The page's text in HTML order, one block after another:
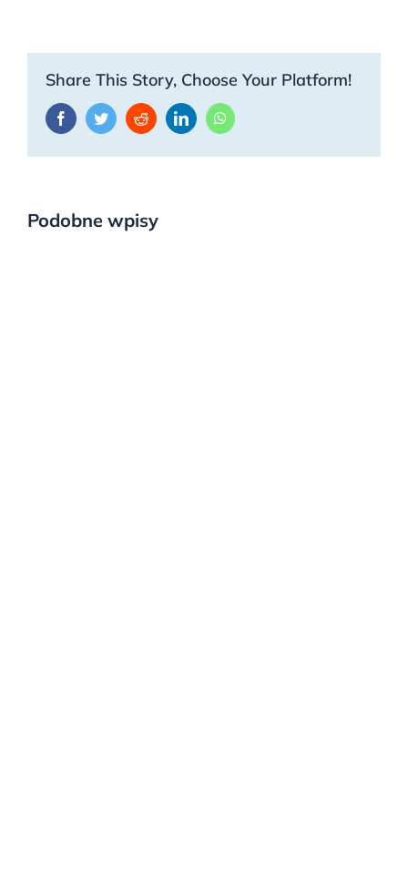
Share This Story, Choose Your Platform!
FacebookTwitterRedditLinkedInWhatsApp
Podobne wpisy